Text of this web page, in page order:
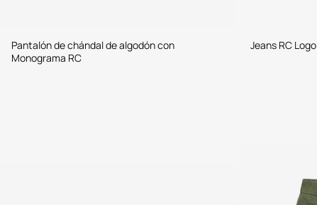
Pantalón de chándal de algodón con
Monograma RC
Jeans RC Logo